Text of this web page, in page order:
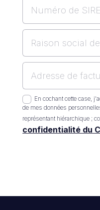
En cochant cette case,
de mes données
représentant hiérarchique ;
confidentialité du